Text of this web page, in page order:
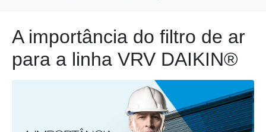
A importância do filtro de ar
para a linha VRV DAIKIN®